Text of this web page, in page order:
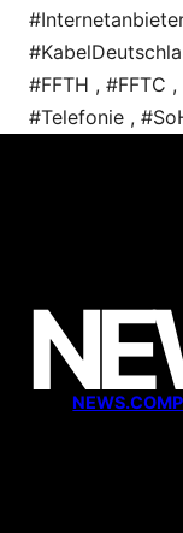
#FFTH , #FFTC
#Telefonie ,